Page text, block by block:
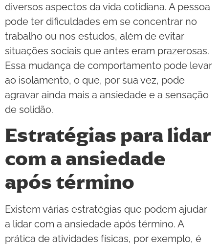
diversos aspectos da vida cotidiana. A pessoa
pode ter dificuldades em se concentrar no
trabalho ou nos estudos, além de evitar
situações sociais que antes eram prazerosas.
Essa mudança de comportamento pode levar
ao isolamento, o que, por sua vez, pode
agravar ainda mais a ansiedade e a sensação
de solidão.
Estratégias para lidar
com a ansiedade
após término
Existem várias estratégias que podem ajudar
a lidar com a ansiedade após término. A
prática de atividades físicas, por exemplo, é